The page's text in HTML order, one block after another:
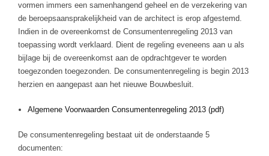
vormen immers een samenhangend geheel en de verzekering van
de beroepsaansprakelijkheid van de architect is erop afgestemd.
Indien in de overeenkomst de Consumentenregeling 2013 van
toepassing wordt verklaard. Dient de regeling eveneens aan u als
bijlage bij de overeenkomst aan de opdrachtgever te worden
toegezonden toegezonden. De consumentenregeling is begin 2013
herzien en aangepast aan het nieuwe Bouwbesluit.
Algemene Voorwaarden Consumentenregeling 2013 (pdf)
De consumentenregeling bestaat uit de onderstaande 5
documenten: